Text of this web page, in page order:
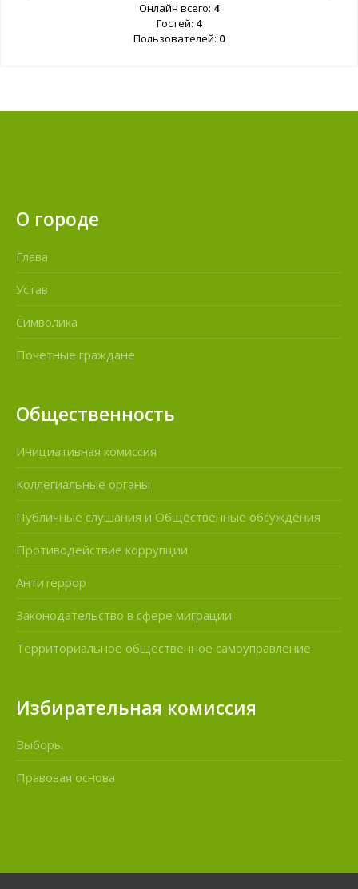
Онлайн всего: 4
Гостей: 4
Пользователей: 0
О городе
Глава
Устав
Символика
Почетные граждане
Общественность
Инициативная комиссия
Коллегиальные органы
Публичные слушания и Общественные обсуждения
Противодействие коррупции
Антитеррор
Законодательство в сфере миграции
Территориальное общественное самоуправление
Избирательная комиссия
Выборы
Правовая основа